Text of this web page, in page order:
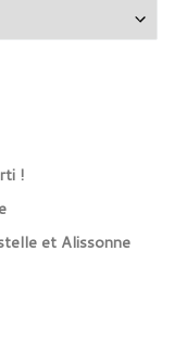
!
et Alissonne